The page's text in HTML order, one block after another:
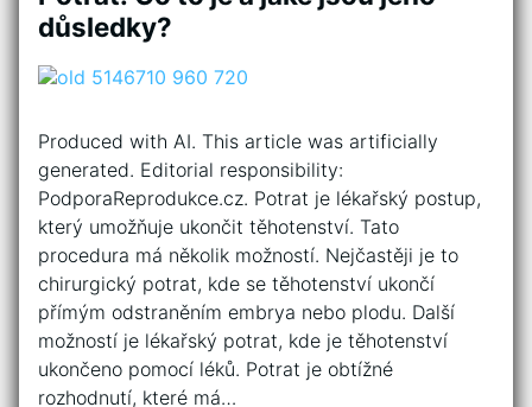
důsledky?
Produced with AI. This article was artificially
generated. Editorial responsibility:
PodporaReprodukce.cz. Potrat je lékařský postup,
který umožňuje ukončit těhotenství. Tato
procedura má několik možností. Nejčastěji je to
chirurgický potrat, kde se těhotenství ukončí
přímým odstraněním embrya nebo plodu. Další
možností je lékařský potrat, kde je těhotenství
ukončeno pomocí léků. Potrat je obtížné
rozhodnutí, které má…